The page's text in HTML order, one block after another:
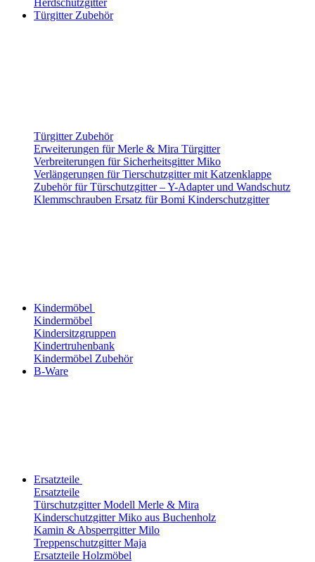
Herdschutzgitter
Türgitter Zubehör
Türgitter Zubehör
Erweiterungen für Merle & Mira Türgitter
Verbreiterungen für Sicherheitsgitter Miko
Verlängerungen für Tierschutzgitter mit Katzenklappe
Zubehör für Türschutzgitter – Y-Adapter und Wandschutz
Klemmschrauben Ersatz für Bomi Kinderschutzgitter
Kindermöbel
Kindermöbel
Kindersitzgruppen
Kindertruhenbank
Kindermöbel Zubehör
B-Ware
Ersatzteile
Ersatzteile
Türschutzgitter Modell Merle & Mira
Kinderschutzgitter Miko aus Buchenholz
Kamin & Absperrgitter Milo
Treppenschutzgitter Maja
Ersatzteile Holzmöbel